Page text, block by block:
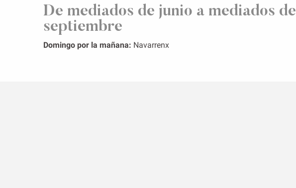
De mediados de junio a mediados de
septiembre
Domingo por la mañana: Navarrenx